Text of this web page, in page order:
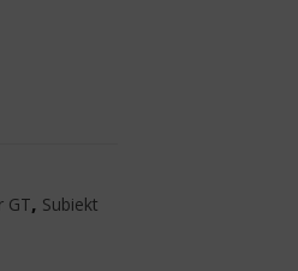
GT, Subiekt